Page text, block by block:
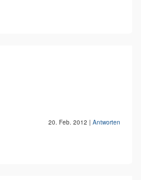
20. Feb. 2012 | Antworten